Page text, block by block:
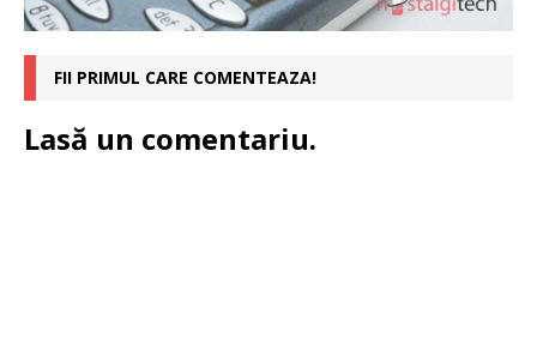
FII PRIMUL CARE COMENTEAZA!
Lasă un comentariu.